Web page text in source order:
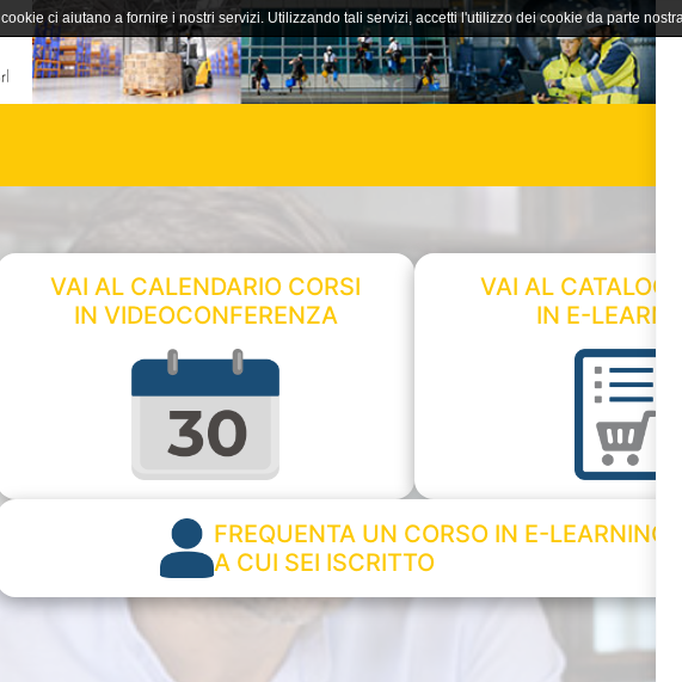
VAI AL CALENDARIO CORSI
IN VIDEOCONFERENZA
VAI AL
IN E-
FREQUENTA UN CORSO IN E-LEARNING
A CUI SEI ISCRITTO
I cookie ci aiutano a fornire i nostri servizi. Utilizzando tali servizi, accetti l'utilizzo dei cookie da parte